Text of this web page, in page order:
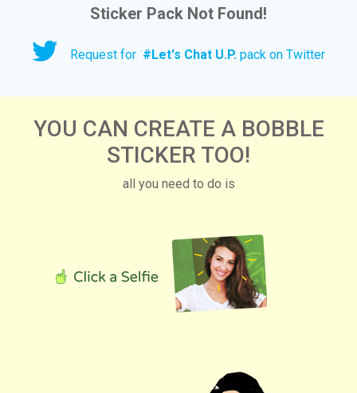
Sticker Pack Not Found!
Request for # Let's Chat U.P. pack on Twitter
YOU CAN CREATE A BOBBLE
STICKER TOO!
all you need to do is